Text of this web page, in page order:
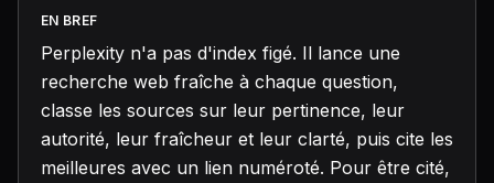
EN BREF
Perplexity n'a pas d'index figé. Il lance une
recherche web fraîche à chaque question,
classe les sources sur leur pertinence, leur
autorité, leur fraîcheur et leur clarté, puis cite les
meilleures avec un lien numéroté. Pour être cité,